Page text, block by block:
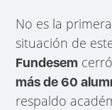
No es la
situación de
Fundesem
más de 60
respaldo